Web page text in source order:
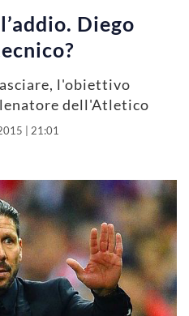
Diego
l'obiettivo
dell'Atletico
| 21:01